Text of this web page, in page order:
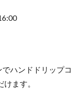
ハンドドリップ
ます。